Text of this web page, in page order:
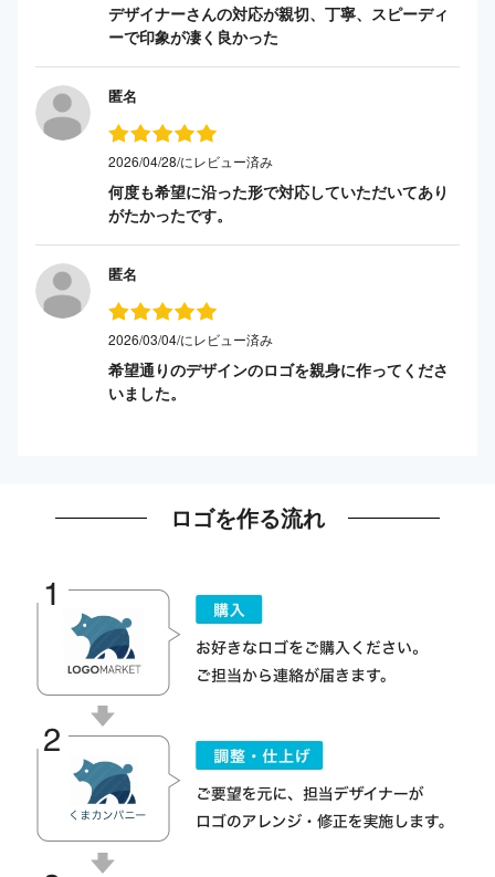
デザイナーさんの対応が親切、丁寧、スピーディ
ーで印象が凄く良かった
匿名
2026/04/28/にレビュー済み
何度も希望に沿った形で対応していただいてあり
がたかったです。
匿名
2026/03/04/にレビュー済み
希望通りのデザインのロゴを親身に作ってくださ
いました。
ロゴを作る流れ